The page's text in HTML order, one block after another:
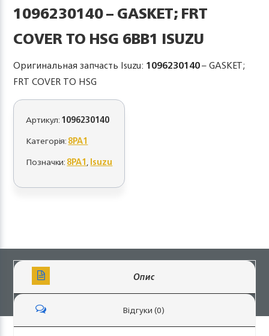
1096230140 – GASKET; FRT
COVER TO HSG 6BB1 ISUZU
Оригинальная запчасть Isuzu: 1096230140– GASKET;
FRT COVER TO HSG
Артикул:1096230140
Категорія:8PA1
Позначки:8PA1,Isuzu
Опис
Відгуки (0)